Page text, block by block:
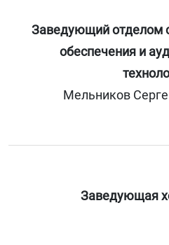
Заведующий отделом
обеспечения и
Мельников
Заведующая